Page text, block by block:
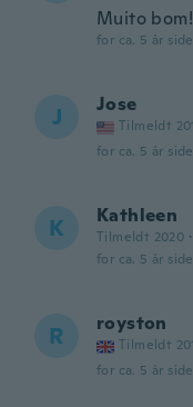
Muito bom!
for ca. 5 år
J Jose
Tilmeldt
for ca. 5 år
K Kathleen
Tilmeldt 2020 ·
for ca. 5 år
R royston
Tilmeldt
for ca. 5 år